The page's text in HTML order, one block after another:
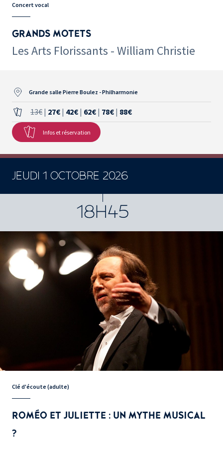
Concert vocal
GRANDS MOTETS
Les Arts Florissants - William Christie
Grande salle Pierre Boulez - Philharmonie
13€ | 27€ | 42€ | 62€ | 78€ | 88€
Infos et réservation
JEUDI 1 OCTOBRE 2026
18H45
Clé d'écoute (adulte)
ROMÉO ET JULIETTE : UN MYTHE MUSICAL
?